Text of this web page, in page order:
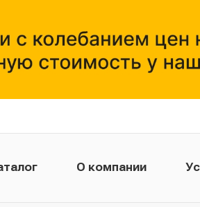
О компании